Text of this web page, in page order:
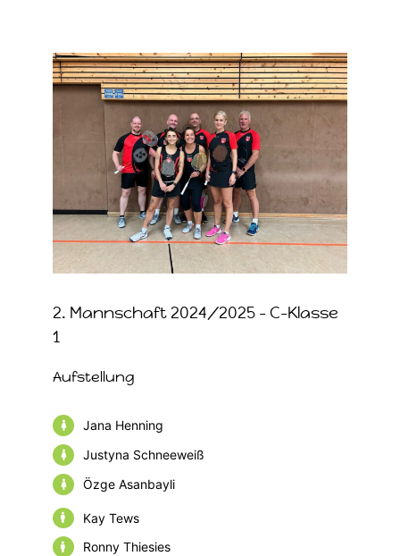
Zeige
grösseres
2. Mannschaft 2024/2025 – C-Klasse
1
Aufstellung
Jana Henning
Justyna Schneeweiß
Özge Asanbayli
Kay Tews
Ronny Thiesies